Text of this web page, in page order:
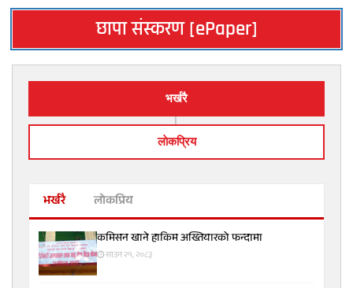
छापा संस्करण [ePaper]
भर्खरै
लाेकप्रिय
भर्खरै लोकप्रिय
कमिसन खाने हाकिम अख्तियारको फन्दामा
साउन २१, २०८३